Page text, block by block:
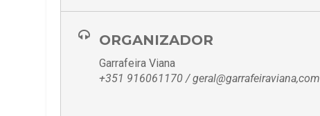
ORGANIZADOR
Garrafeira Viana
+351 916061170 / geral@garrafeiraviana,com